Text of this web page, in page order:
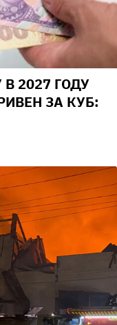
2027 ГОДУ
ЗА КУБ: